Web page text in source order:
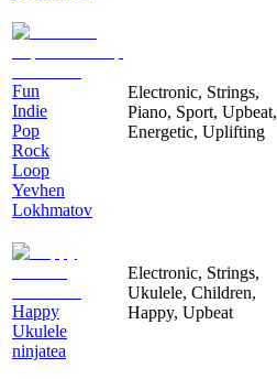
Fun
Indie
Pop
Rock
Loop
Yevhen
Lokhmatov
Electronic, Strings,
Piano, Sport, Upbeat,
Energetic, Uplifting
Happy
Ukulele
ninjatea
Electronic, Strings,
Ukulele, Children,
Happy, Upbeat